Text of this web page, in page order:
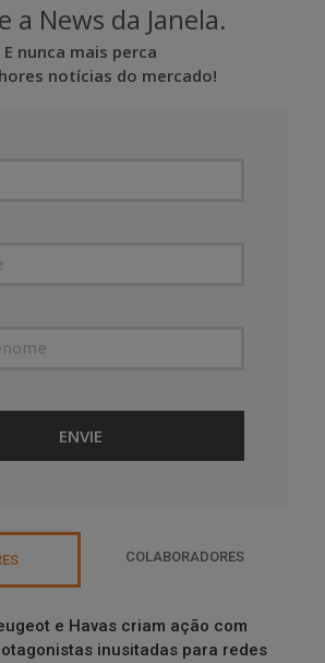
a News da Janela.
E nunca mais perca
notícias do mercado!
COLABORADORES
e Havas criam ação com
inusitadas para redes